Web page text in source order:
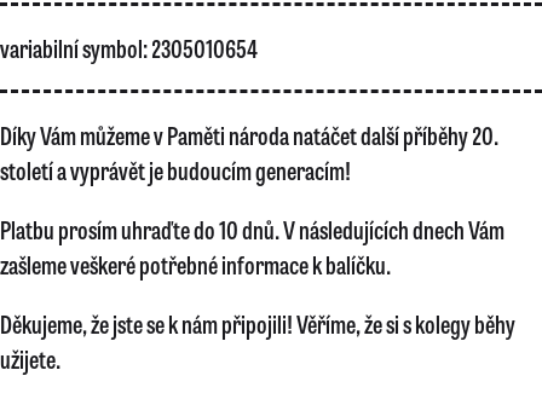
variabilní symbol: 2305010654
Díky Vám můžeme v Paměti národa natáčet další příběhy 20.
století a vyprávět je budoucím generacím!
Platbu prosím uhraďte do 10 dnů. V následujících dnech Vám
zašleme veškeré potřebné informace k balíčku.
Děkujeme, že jste se k nám připojili! Věříme, že si s kolegy běhy
užijete.